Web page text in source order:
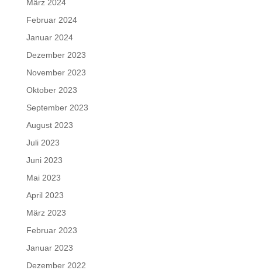
März 2024
Februar 2024
Januar 2024
Dezember 2023
November 2023
Oktober 2023
September 2023
August 2023
Juli 2023
Juni 2023
Mai 2023
April 2023
März 2023
Februar 2023
Januar 2023
Dezember 2022